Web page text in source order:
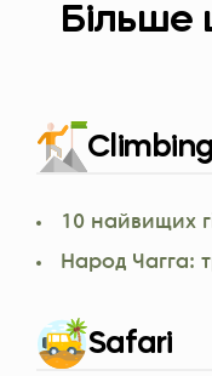
Більше
Climbing
10 найвищих
Народ Чагга:
Safari